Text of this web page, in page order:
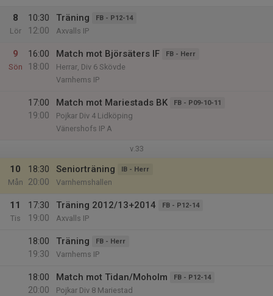
8
Lör
10:30
12:00
Träning FB - P12-14
Axvalls IP
9
Sön
16:00
18:00
Match mot Björsäters IF FB - Herr
Herrar, Div 6 Skövde
Varnhems IP
17:00
19:00
Match mot Mariestads BK FB - P09-10-11
Pojkar Div 4 Lidköping
Vänershofs IP A
v.33
10
Mån
18:30
20:00
Seniorträning IB - Herr
Varnhemshallen
11
Tis
17:30
19:00
Träning 2012/13+2014 FB - P12-14
Axvalls IP
18:00
19:30
Träning FB - Herr
Varnhems IP
18:00
20:00
Match mot Tidan/Moholm FB - P12-14
Pojkar Div 8 Mariestad